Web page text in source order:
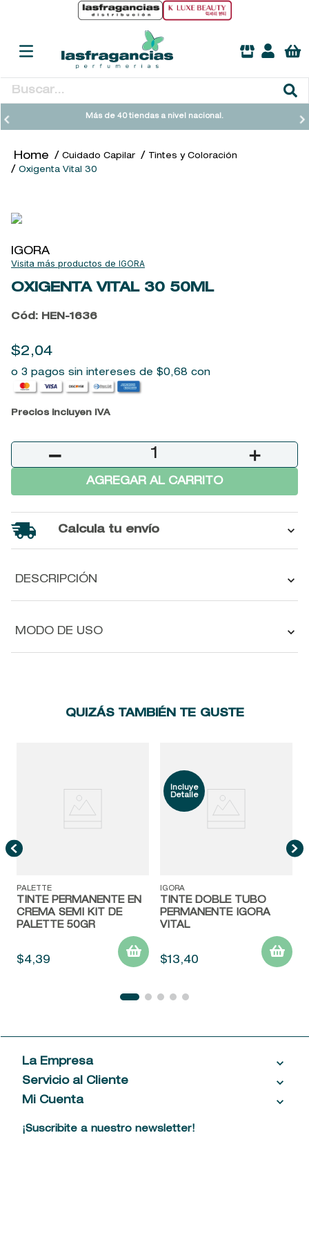
Buscar...
Más de 40 tiendas a nivel nacional.
Cuidado Capilar
Tintes y Coloración
Oxigenta Vital 30
IGORA
IGORA
OXIGENTA VITAL 30 50ML
Cód: HEN-1636
$2 ,04
o 3 pagos sin intereses de $0,68 con
Precios incluyen IVA
＋
－
AGREGAR AL CARRITO
Calcula tu envío
DESCRIPCIÓN
MODO DE USO
QUIZÁS TAMBIÉN TE GUSTE
PALETTE
TINTE PERMANENTE EN
CREMA SEMI KIT DE
PALETTE 50GR
$4,39
IGORA
TINTE DOBLE TUBO
PERMANENTE IGORA
VITAL
$13,40
La Empresa
Acerca de las Fragancias
Ventas al por mayor
Política de entrega
Servicio al Cliente
Contáctanos
Mi Cuenta
¡Suscribite a nuestro newsletter!
TÉRMINOS MÁS BUSCADOS
2 .
sol ipanema
4.
6.
woods of windsor
7.
kool beauty serum
retrinal
10. john frieda